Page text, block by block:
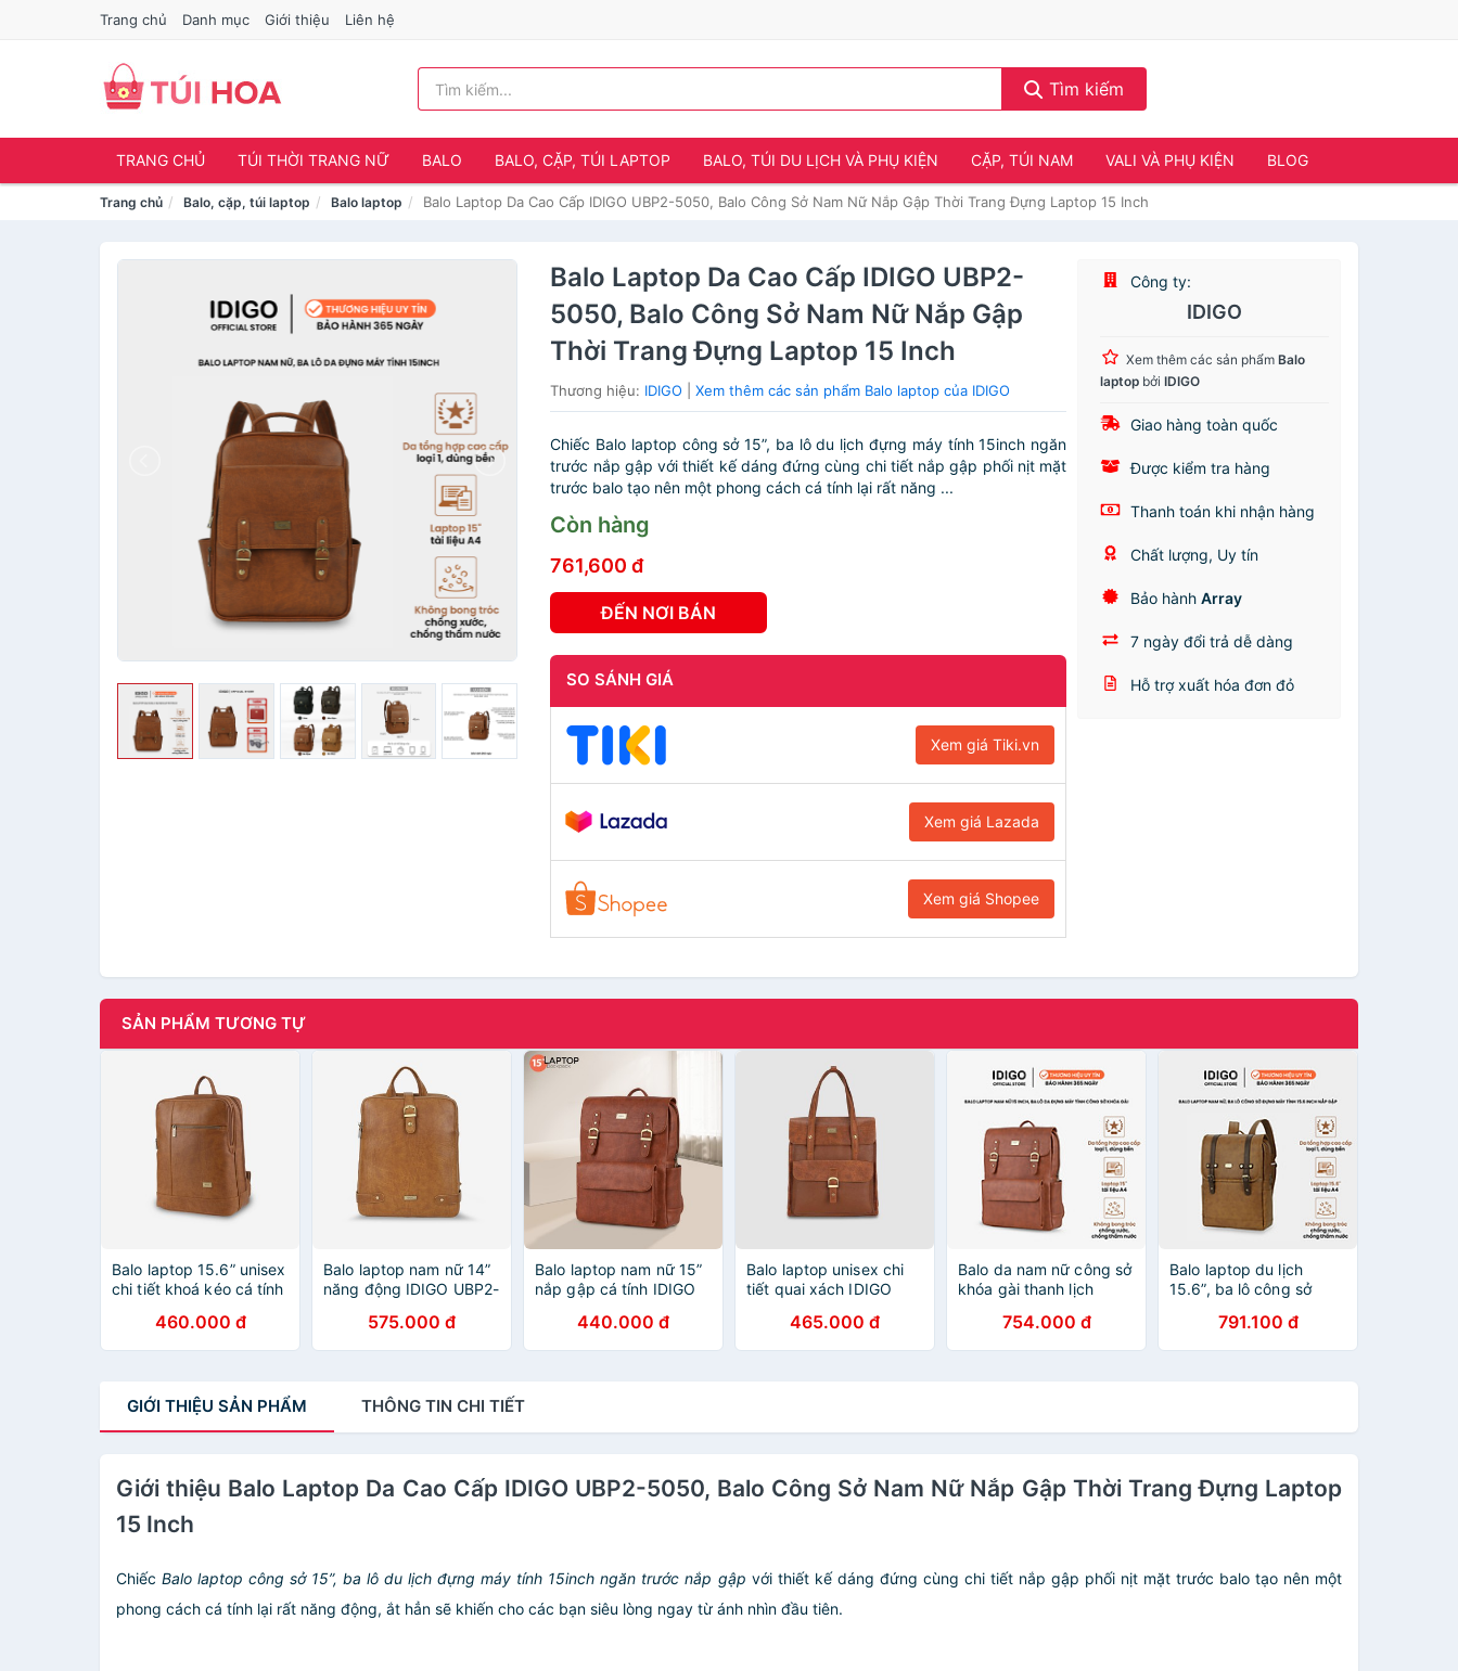
Trang chủ Danh mục Giới thiệu Liên hệ
Tìm kiếm
TRANG CHỦ TÚI THỜI TRANG NỮ BALO BALO, CẶP, TÚI LAPTOP BALO, TÚI DU LỊCH VÀ PHỤ KIỆN CẶP, TÚI NAM VALI VÀ PHỤ KIỆN BLOG
Trang chủ Balo, cặp, túi laptop Balo laptop Balo Laptop Da Cao Cấp IDIGO UBP2-5050, Balo Công Sở Nam Nữ Nắp Gập Thời Trang Đựng Laptop 15 Inch
Balo Laptop Da Cao Cấp IDIGO UBP2-
5050, Balo Công Sở Nam Nữ Nắp Gập
Thời Trang Đựng Laptop 15 Inch
Thương hiệu: IDIGO |Xem thêm các sản phẩm Balo laptop của IDIGO
Chiếc Balo laptop công sở 15”, ba lô du lịch đựng máy tính 15inch ngăn
trước nắp gập với thiết kế dáng đứng cùng chi tiết nắp gập phối nịt mặt
trước balo tạo nên một phong cách cá tính lại rất năng ...
Còn hàng
761,600 đ
ĐẾN NƠI BÁN
SO SÁNH GIÁ
Xem giá Tiki.vn
Xem giá Lazada
Xem giá Shopee
Công ty:
IDIGO
Xem thêm các sản phẩmBalo
laptop bởiIDIGO
Giao hàng toàn quốc
Được kiểm tra hàng
Thanh toán khi nhận hàng
Chất lượng, Uy tín
Bảo hànhArray
7 ngày đổi trả dễ dàng
Hỗ trợ xuất hóa đơn đỏ
SẢN PHẨM TƯƠNG TỰ
Balo laptop 15.6” unisex
chi tiết khoá kéo cá tính
460.000 đ
Balo laptop nam nữ 14”
năng động IDIGO UBP2-
575.000 đ
Balo laptop nam nữ 15”
nắp gập cá tính IDIGO
440.000 đ
Balo laptop unisex chi
tiết quai xách IDIGO
465.000 đ
Balo da nam nữ công sở
khóa gài thanh lịch
đựng laptop 15 inch
754.000 đ
Balo laptop du lịch
15.6”, ba lô công sở
ngăn trước nắp gập
IDIGO UBP2 - 6016
791.100 đ
GIỚI THIỆU SẢN PHẨM THÔNG TIN CHI TIẾT
Giới thiệu Balo Laptop Da Cao Cấp IDIGO UBP2-5050, Balo Công Sở Nam Nữ Nắp Gập Thời Trang Đựng Laptop
15 Inch
ChiếcBalo laptopcông sở 15”, ba lô du lịch đựng máy tính 15inch ngăn trướcnắp gập với thiết kế dáng đứng cùng chi tiết nắp gập phối nịt mặt trước balo tạo nên một
phong cách cá tính lại rất năng động, ắt hẳn sẽ khiến cho các bạn siêu lòng ngay từ ánh nhìn đầu tiên.